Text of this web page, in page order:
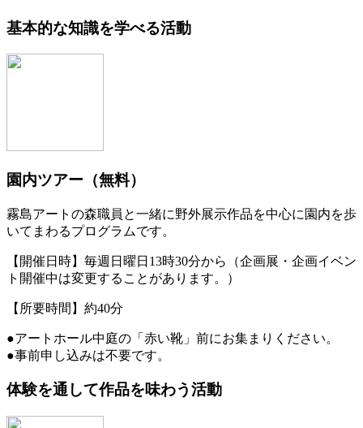
基本的な知識を学べる活動
園内ツアー（無料）
霧島アートの森職員と一緒に野外展示作品を中心に園内を歩
いてまわるプログラムです。
【開催日時】毎週日曜日13時30分から（企画展・企画イベン
ト開催中は変更することがあります。）
【所要時間】約40分
●アートホール中庭の「赤い靴」前にお集まりください。
●事前申し込みは不要です。
体験を通して作品を味わう活動